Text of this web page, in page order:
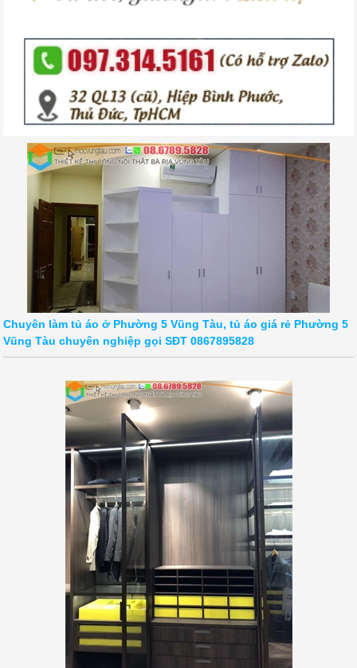
Chuyên làm tủ áo ở Phường 5 Vũng Tàu, tủ áo giá rẻ Phường 5
Vũng Tàu chuyên nghiệp gọi SĐT 0867895828